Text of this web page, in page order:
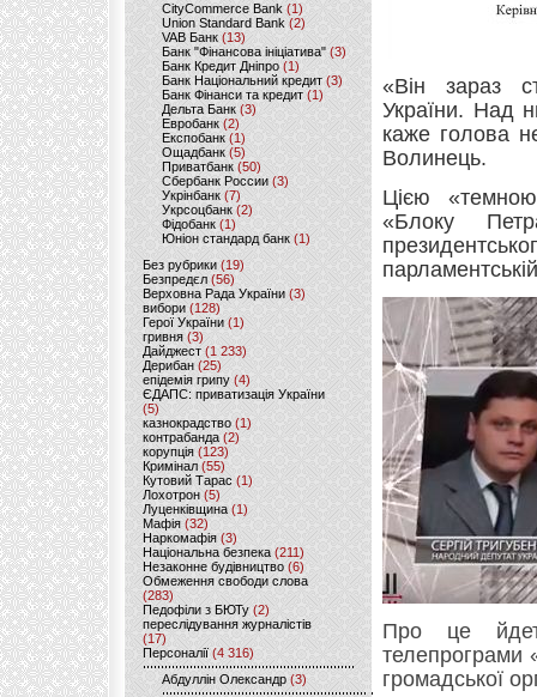
CityCommerce Bank (1)
Union Standard Bank (2)
VAB Банк (13)
Банк "Фінансова ініціатива" (3)
Банк Кредит Дніпро (1)
Банк Національний кредит (3)
Банк Фінанси та кредит (1)
Дельта Банк (3)
Евробанк(2)
Експобанк (1)
Ощадбанк(5)
Приватбанк (50)
Сбербанк России (3)
Укрінбанк(7)
Укрсоцбанк (2)
Фідобанк (1)
Юніон стандард банк(1)
Без рубрики (19)
Безпредєл(56)
Верховна Рада України (3)
вибори(128)
Герої України(1)
гривня (3)
Дайджест (1 233)
Дерибан (25)
епідемія грипу (4)
ЄДАПС: приватизація України
(5)
казнокрадство (1)
контрабанда (2)
корупція (123)
Кримінал (55)
Кутовий Тарас (1)
Лохотрон(5)
Луценківщина (1)
Мафія (32)
Наркомафія (3)
Національна безпека (211)
Незаконне будівництво(6)
Обмеження свободи слова
(283)
Педофіли з БЮТу (2)
переслідування журналістів
(17)
Персоналії (4 316)
Абдуллін Олександр (3)
«Він зараз
України. Над
каже голова
Волинець.
Цією
«Блоку
Про це
телепрограми
громадської